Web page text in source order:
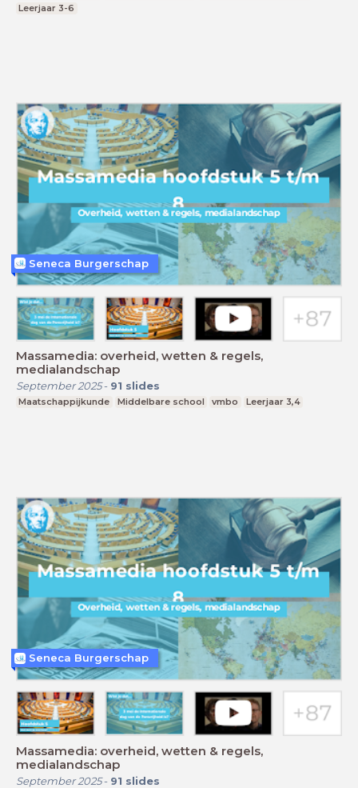
Leerjaar 3-6
Massamedia: overheid, wetten & regels,
medialandschap
September 2025- 91 slides
Maatschappijkunde Middelbare school vmbo Leerjaar 3,4
Seneca Burgerschap
Massamedia: overheid, wetten & regels,
medialandschap
September 2025- 91 slides
Seneca Burgerschap